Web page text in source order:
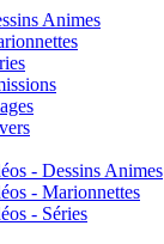
Animes
- Dessins Animes
- Marionnettes
- Séries